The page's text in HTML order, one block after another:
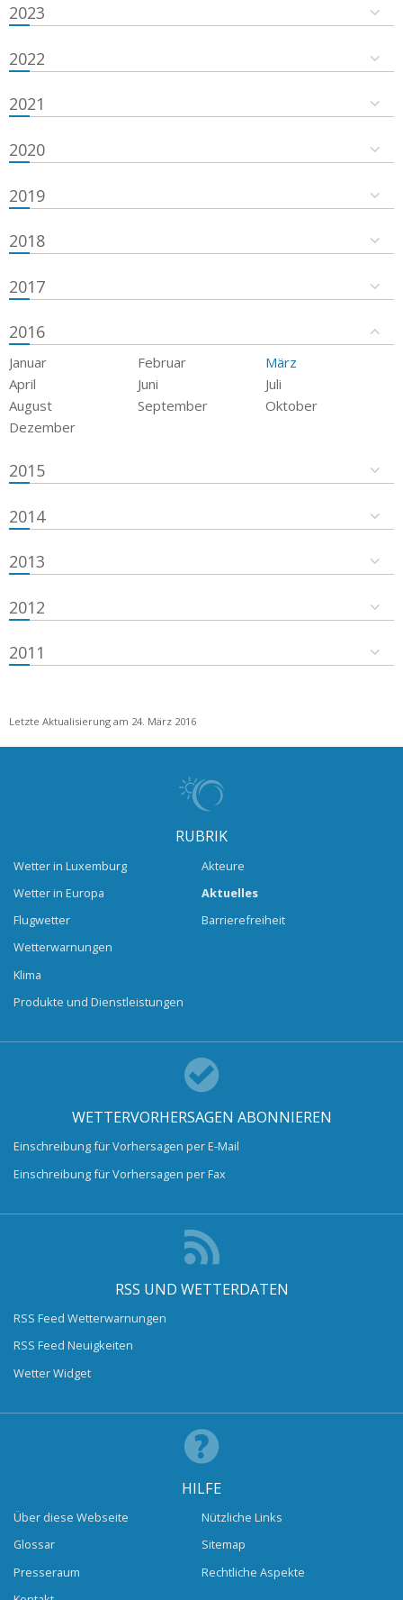
2023
2022
2021
2020
2019
2018
2017
2016
Januar Februar
März
April
Juni
Juli
August
September
Oktober
Dezember
2015
2014
2013
2012
2011
Letzte Aktualisierung am 24. März 2016
RUBRIK
Wetter in Luxemburg
Wetter in Europa
Flugwetter
Wetterwarnungen
Klima
Produkte und Dienstleistungen
Akteure
Aktuelles
Barrierefreiheit
WETTERVORHERSAGEN ABONNIEREN
Einschreibung für Vorhersagen per E-Mail
Einschreibung für Vorhersagen per Fax
RSS UND WETTERDATEN
RSS Feed Wetterwarnungen
RSS Feed Neuigkeiten
Wetter Widget
HILFE
Über diese Webseite
Glossar
Presseraum
Nützliche Links
Sitemap
Rechtliche Aspekte